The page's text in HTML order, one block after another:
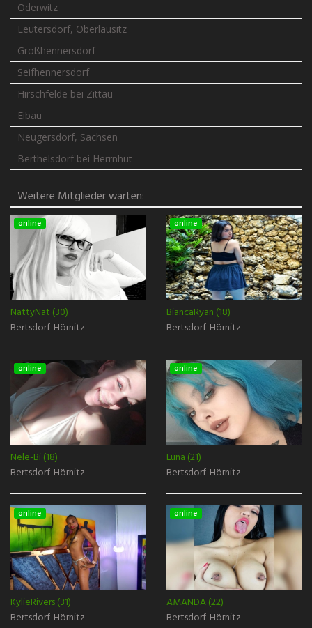
Oderwitz
Leutersdorf, Oberlausitz
Großhennersdorf
Seifhennersdorf
Hirschfelde bei Zittau
Eibau
Neugersdorf, Sachsen
Berthelsdorf bei Herrnhut
Weitere Mitglieder warten:
online
NattyNat (30)
Bertsdorf-Hörnitz
online
BiancaRyan (18)
Bertsdorf-Hörnitz
online
Nele-Bi (18)
Bertsdorf-Hörnitz
online
Luna (21)
Bertsdorf-Hörnitz
online
KylieRivers (31)
Bertsdorf-Hörnitz
online
AMANDA (22)
Bertsdorf-Hörnitz